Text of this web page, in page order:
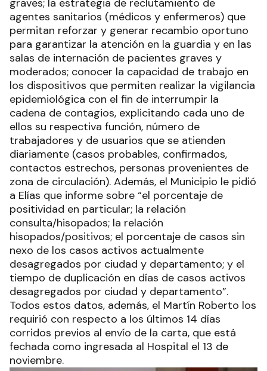
graves; la estrategia de reclutamiento de
agentes sanitarios (médicos y enfermeros) que
permitan reforzar y generar recambio oportuno
para garantizar la atención en la guardia y en las
salas de internación de pacientes graves y
moderados; conocer la capacidad de trabajo en
los dispositivos que permiten realizar la vigilancia
epidemiológica con el fin de interrumpir la
cadena de contagios, explicitando cada uno de
ellos su respectiva función, número de
trabajadores y de usuarios que se atienden
diariamente (casos probables, confirmados,
contactos estrechos, personas provenientes de
zona de circulación). Además, el Municipio le pidió
a Elías que informe sobre “el porcentaje de
positividad en particular; la relación
consulta/hisopados; la relación
hisopados/positivos; el porcentaje de casos sin
nexo de los casos activos actualmente
desagregados por ciudad y departamento; y el
tiempo de duplicación en días de casos activos
desagregados por ciudad y departamento”.
Todos estos datos, además, el Martín Roberto los
requirió con respecto a los últimos 14 días
corridos previos al envío de la carta, que está
fechada como ingresada al Hospital el 13 de
noviembre.